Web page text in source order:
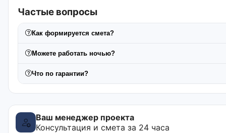
Частые вопросы
Как формируется смета?
Можете работать ночью?
Что по гарантии?
Ваш менеджер проекта
Консультация и смета за 24 часа